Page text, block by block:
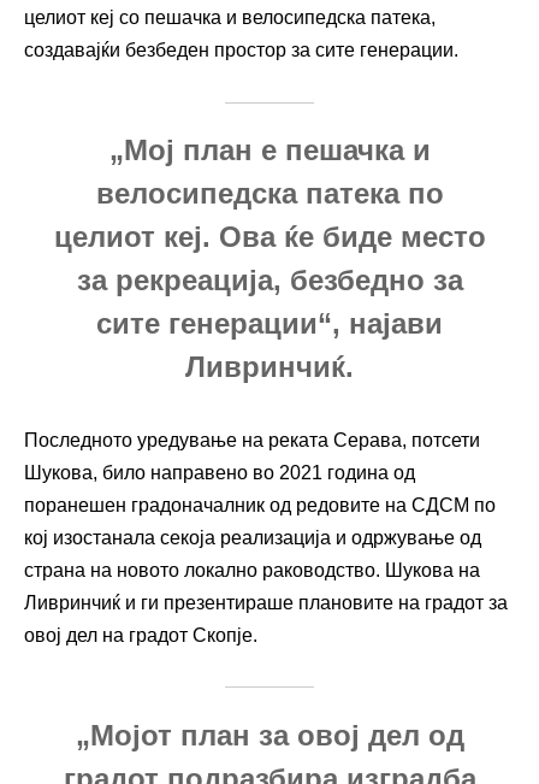
целиот кеј со пешачка и велосипедска патека,
создавајќи безбеден простор за сите генерации.
„Мој план е пешачка и
велосипедска патека по
целиот кеј. Ова ќе биде место
за рекреација, безбедно за
сите генерации“, најави
Ливринчиќ.
Последното уредување на реката Серава, потсети
Шукова, било направено во 2021 година од
поранешен градоначалник од редовите на СДСМ по
кој изостанала секоја реализација и одржување од
страна на новото локално раководство. Шукова на
Ливринчиќ и ги презентираше плановите на градот за
овој дел на градот Скопје.
„Мојот план за овој дел од